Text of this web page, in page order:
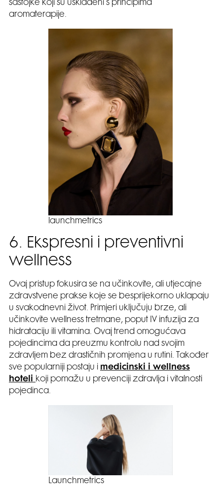
sastojke koji su usklađeni s principima
aromaterapije.
launchmetrics
6. Ekspresni i preventivni
wellness
Ovaj pristup fokusira se na učinkovite, ali utjecajne
zdravstvene prakse koje se besprijekorno uklapaju
u svakodnevni život. Primjeri uključuju brze, ali
učinkovite wellness tretmane, poput IV infuzija za
hidrataciju ili vitamina. Ovaj trend omogućava
pojedincima da preuzmu kontrolu nad svojim
zdravljem bez drastičnih promjena u rutini. Također
sve popularniji postaju i medicinski i wellness
hoteli
koji pomažu u prevenciji zdravlja i vitalnosti
pojedinca.
Launchmetrics